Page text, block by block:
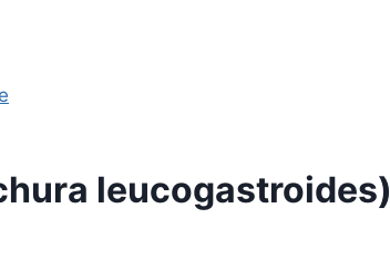
leucogastroides)